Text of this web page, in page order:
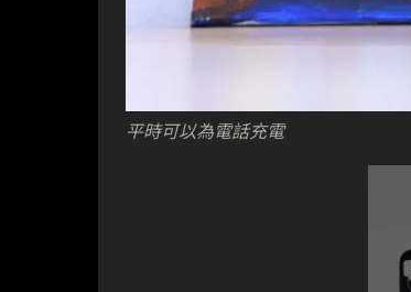
平時可以為電話充電